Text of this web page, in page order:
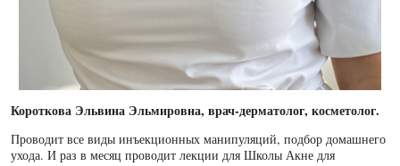
Короткова Эльвина Эльмировна, врач-дерматолог, косметолог.
Проводит все виды инъекционных манипуляций, подбор домашнего
ухода. И раз в месяц проводит лекции для Школы Акне для